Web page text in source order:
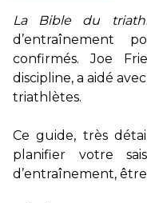
La Bible du
d’entraînement
confirmés. Joe
discipline, a aidé
triathlètes.
Ce guide, très
planifier votre
d’entraînement,